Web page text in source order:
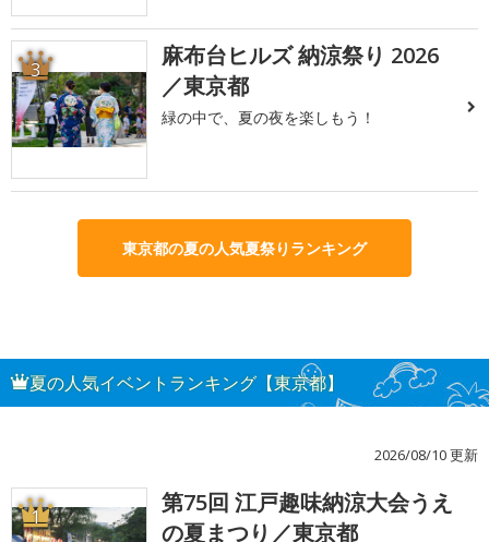
3
麻布台ヒルズ 納涼祭り 2026
／東京都
緑の中で、夏の夜を楽しもう！
東京都の夏の人気夏祭りランキング
夏の人気イベントランキング【東京都】
2026/08/10 更新
1
第75回 江戸趣味納涼大会うえ
の夏まつり／東京都